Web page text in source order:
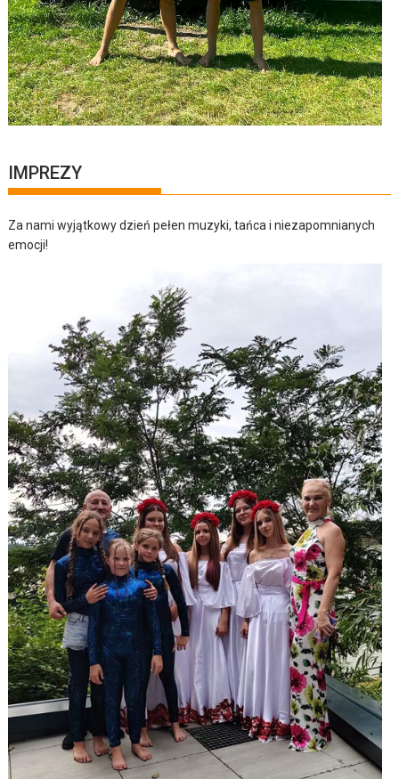
IMPREZY
Za nami wyjątkowy dzień pełen muzyki, tańca i niezapomnianych
emocji!